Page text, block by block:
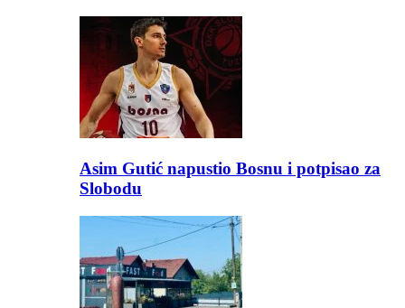
Asim Gutić napustio Bosnu i potpisao za
Slobodu